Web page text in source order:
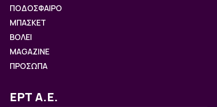
ΠΟΔΟΣΦΑΙΡΟ
ΜΠΑΣΚΕΤ
ΒOΛΕΙ
MAGAZINE
ΠΡΟΣΩΠΑ
ΕΡΤ Α.Ε.